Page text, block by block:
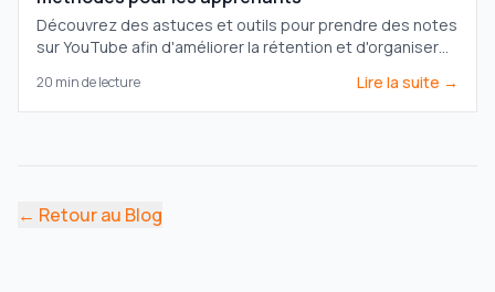
Découvrez des astuces et outils pour prendre des notes
sur YouTube afin d'améliorer la rétention et d'organiser
20 min de lecture Lire la suite →
← Retour au Blog